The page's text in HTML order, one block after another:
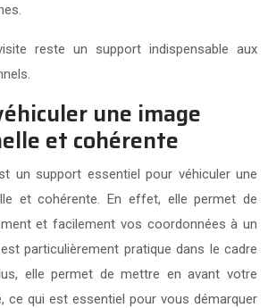
reste un support indispensable aux
une image
et cohérente
un support essentiel pour véhiculer une
et cohérente. En effet, elle permet de
et facilement vos coordonnées à un
particulièrement pratique dans le cadre
elle permet de mettre en avant votre
ce qui est essentiel pour vous démarquer